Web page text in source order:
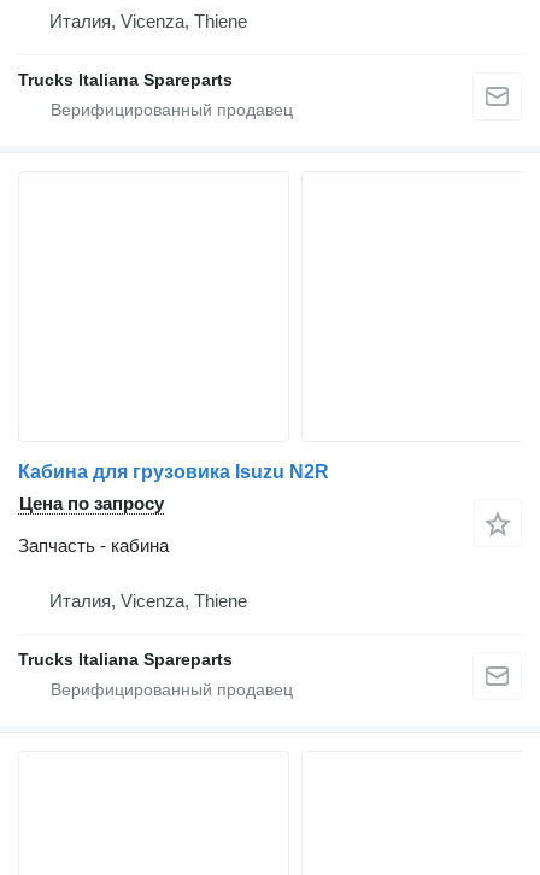
Италия, Vicenza, Thiene
Trucks Italiana Spareparts
Кабина для грузовика Isuzu N2R
Цена по запросу
Запчасть - кабина
Италия, Vicenza, Thiene
Trucks Italiana Spareparts